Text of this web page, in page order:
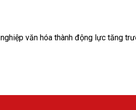
văn hóa thành động lực tăng